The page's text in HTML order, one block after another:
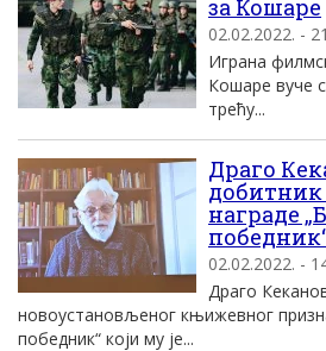
за Кошаре
02.02.2022. -
Играна
Кошаре вуче
трећу...
Драго
награде
02.02.2022. -
Драго
новоустановљеног књижевног
победник“ који му је...